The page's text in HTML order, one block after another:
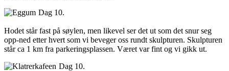
Dag 10.
Hodet står fast på søylen, men likevel ser det ut som det snur seg
opp-ned etter hvert som vi beveger oss rundt skulpturen. Skulpturen
står ca 1 km fra parkeringsplassen. Været var fint og vi gikk ut.
Dag 10.